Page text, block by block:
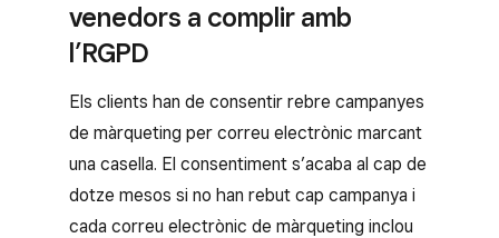
venedors a complir amb
l’RGPD
Els clients han de consentir rebre campanyes
de màrqueting per correu electrònic marcant
una casella. El consentiment s’acaba al cap de
dotze mesos si no han rebut cap campanya i
cada correu electrònic de màrqueting inclou